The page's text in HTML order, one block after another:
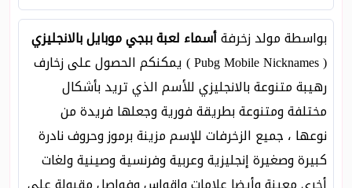
بواسطة مولد زخرفةأسماء لعبة ببجي موبايل بالانجليزي
( Pubg Mobile Nicknames ) يمكنكم الحصول على زخارف
رهيبة متنوعة بالانجليزي للأسم الذي تريد بأشكال
مختلفة ومتنوعة بطريقة فورية وجعلها فريدة من
نوعها ، جميع الزخرفات للإسم مزينة برموز وحروف نادرة
كبيرة وصغيرة إنجليزية وعربية وفرنسية وصينية ولغات